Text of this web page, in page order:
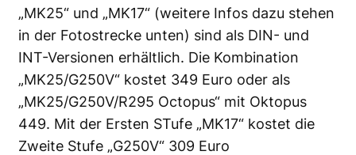
„MK25“ und „MK17“ (weitere Infos dazu stehen
in der Fotostrecke unten) sind als DIN- und
INT-Versionen erhältlich. Die Kombination
„MK25/G250V“ kostet 349 Euro oder als
„MK25/G250V/R295 Octopus“ mit Oktopus
449. Mit der Ersten STufe „MK17“ kostet die
Zweite Stufe „G250V“ 309 Euro